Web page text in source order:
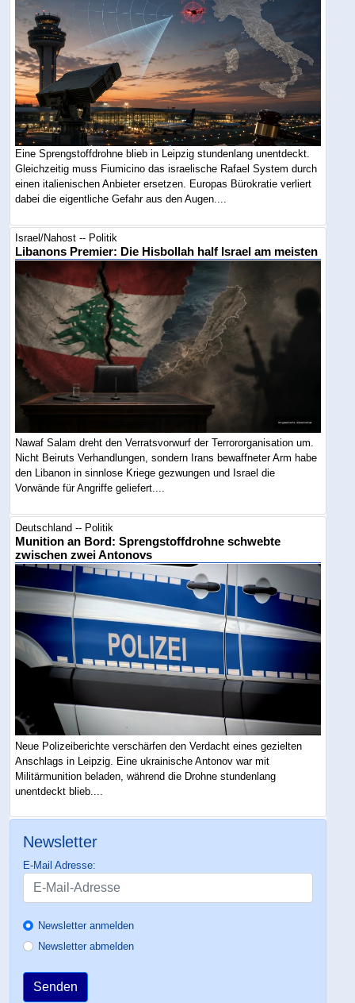
Eine Sprengstoffdrohne blieb in Leipzig stundenlang unentdeckt.
Gleichzeitig muss Fiumicino das israelische Rafael System durch
einen italienischen Anbieter ersetzen. Europas Bürokratie verliert
dabei die eigentliche Gefahr aus den Augen....
Israel/Nahost -- Politik
Libanons Premier: Die Hisbollah half Israel am meisten
Nawaf Salam dreht den Verratsvorwurf der Terrororganisation um.
Nicht Beiruts Verhandlungen, sondern Irans bewaffneter Arm habe
den Libanon in sinnlose Kriege gezwungen und Israel die
Vorwände für Angriffe geliefert....
Deutschland -- Politik
Munition an Bord: Sprengstoffdrohne schwebte
zwischen zwei Antonovs
Neue Polizeiberichte verschärfen den Verdacht eines gezielten
Anschlags in Leipzig. Eine ukrainische Antonov war mit
Militärmunition beladen, während die Drohne stundenlang
unentdeckt blieb....
Newsletter
E-Mail Adresse:
Newsletter anmelden
Newsletter abmelden
Senden